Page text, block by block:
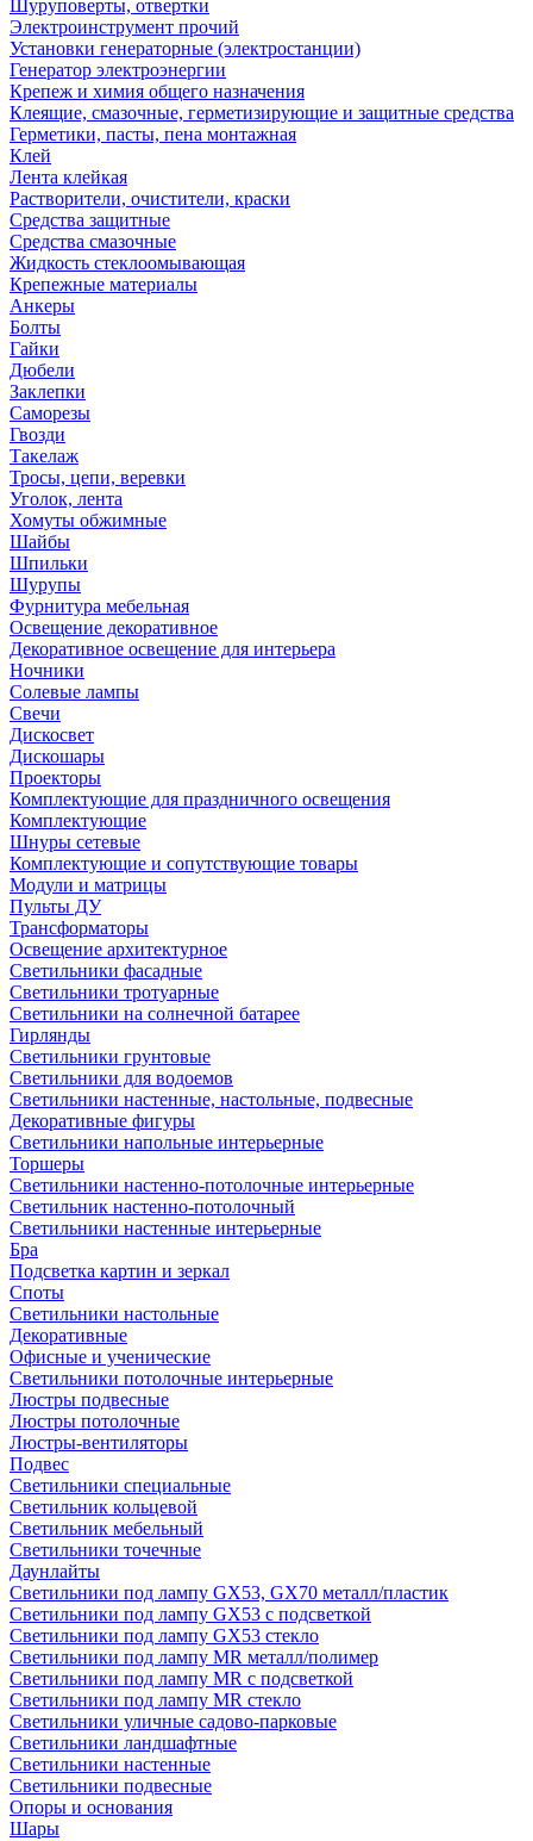
Шуруповерты, отвертки
Электроинструмент прочий
Установки генераторные (электростанции)
Генератор электроэнергии
Крепеж и химия общего назначения
Клеящие, смазочные, герметизирующие и защитные средства
Герметики, пасты, пена монтажная
Клей
Лента клейкая
Растворители, очистители, краски
Средства защитные
Средства смазочные
Жидкость стеклоомывающая
Крепежные материалы
Анкеры
Болты
Гайки
Дюбели
Заклепки
Саморезы
Гвозди
Такелаж
Тросы, цепи, веревки
Уголок, лента
Хомуты обжимные
Шайбы
Шпильки
Шурупы
Фурнитура мебельная
Освещение декоративное
Декоративное освещение для интерьера
Ночники
Солевые лампы
Свечи
Дискосвет
Дискошары
Проекторы
Комплектующие для праздничного освещения
Комплектующие
Шнуры сетевые
Комплектующие и сопутствующие товары
Модули и матрицы
Пульты ДУ
Трансформаторы
Освещение архитектурное
Светильники фасадные
Светильники тротуарные
Светильники на солнечной батарее
Гирлянды
Светильники грунтовые
Светильники для водоемов
Светильники настенные, настольные, подвесные
Декоративные фигуры
Светильники напольные интерьерные
Торшеры
Светильники настенно-потолочные интерьерные
Светильник настенно-потолочный
Светильники настенные интерьерные
Бра
Подсветка картин и зеркал
Споты
Светильники настольные
Декоративные
Офисные и ученические
Светильники потолочные интерьерные
Люстры подвесные
Люстры потолочные
Люстры-вентиляторы
Подвес
Светильники специальные
Светильник кольцевой
Светильник мебельный
Светильники точечные
Даунлайты
Светильники под лампу GX53, GX70 металл/пластик
Светильники под лампу GX53 с подсветкой
Светильники под лампу GX53 стекло
Светильники под лампу MR металл/полимер
Светильники под лампу MR с подсветкой
Светильники под лампу MR стекло
Светильники уличные садово-парковые
Светильники ландшафтные
Светильники настенные
Светильники подвесные
Опоры и основания
Шары